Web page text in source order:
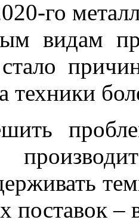
го
видам
техники
поставок –